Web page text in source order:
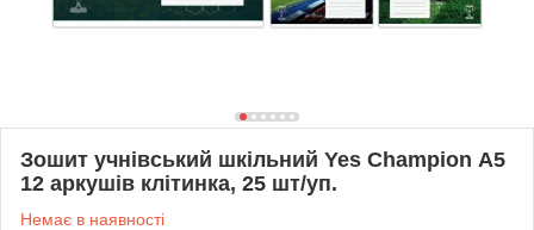
Зошит учнівський шкільний Yes Champion А5
12 аркушів клітинка, 25 шт/уп.
Немає в наявності